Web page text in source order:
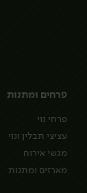
פרחים ומתנות
פרחי נוי
עציצי תבלין ונוי
מגשי אירוח
מארזים ומתנות